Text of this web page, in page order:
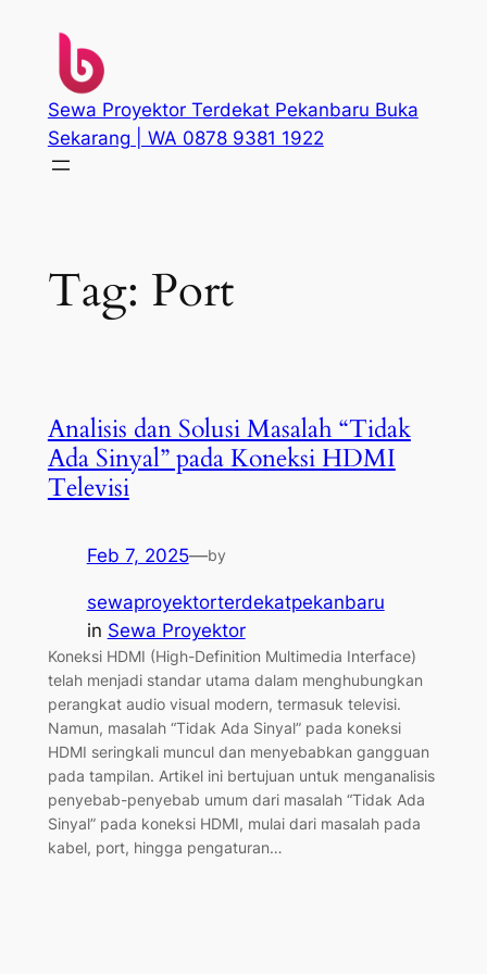
content
Sewa Proyektor Terdekat Pekanbaru Buka
Sekarang | WA 0878 9381 1922
Tag: Port
Analisis dan Solusi Masalah “Tidak
Ada Sinyal” pada Koneksi HDMI
Televisi
Feb 7, 2025—by
sewaproyektorterdekatpekanbaru
in Sewa Proyektor
Koneksi HDMI (High-Definition Multimedia Interface)
telah menjadi standar utama dalam menghubungkan
perangkat audio visual modern, termasuk televisi.
Namun, masalah “Tidak Ada Sinyal” pada koneksi
HDMI seringkali muncul dan menyebabkan gangguan
pada tampilan. Artikel ini bertujuan untuk menganalisis
penyebab-penyebab umum dari masalah “Tidak Ada
Sinyal” pada koneksi HDMI, mulai dari masalah pada
kabel, port, hingga pengaturan…